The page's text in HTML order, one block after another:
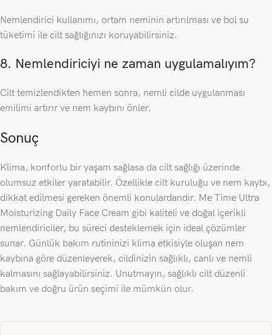
Nemlendirici kullanımı, ortam neminin artırılması ve bol su
tüketimi ile cilt sağlığınızı koruyabilirsiniz.
8. Nemlendiriciyi ne zaman uygulamalıyım?
Cilt temizlendikten hemen sonra, nemli cilde uygulanması
emilimi artırır ve nem kaybını önler.
Sonuç
Klima, konforlu bir yaşam sağlasa da cilt sağlığı üzerinde
olumsuz etkiler yaratabilir. Özellikle cilt kuruluğu ve nem kaybı,
dikkat edilmesi gereken önemli konulardandır. Me Time Ultra
Moisturizing Daily Face Cream gibi kaliteli ve doğal içerikli
nemlendiriciler, bu süreci desteklemek için ideal çözümler
sunar. Günlük bakım rutininizi klima etkisiyle oluşan nem
kaybına göre düzenleyerek, cildinizin sağlıklı, canlı ve nemli
kalmasını sağlayabilirsiniz. Unutmayın, sağlıklı cilt düzenli
bakım ve doğru ürün seçimi ile mümkün olur.